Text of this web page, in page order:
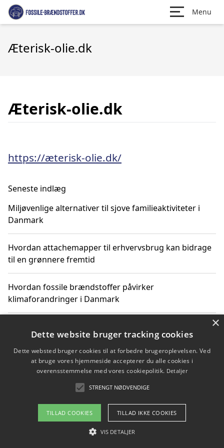
Menu
Æterisk-olie.dk
Æterisk-olie.dk
https://æterisk-olie.dk/
Seneste indlæg
Miljøvenlige alternativer til sjove familieaktiviteter i
Danmark
Hvordan attachemapper til erhvervsbrug kan bidrage
til en grønnere fremtid
Hvordan fossile brændstoffer påvirker
klimaforandringer i Danmark
klimaændringer
Hvordan citater om fossile brændstoffer kan ændre
Copyright 2026 - Pilanto Aps
Om / kontakt
×
Dette website bruger tracking cookies
Dette websted bruger cookies til at forbedre brugeroplevelsen. Ved
at bruge vores hjemmeside accepterer du alle cookies i
overensstemmelse med vores cookiepolitik. Detaljer
STRENGT NØDVENDIGE
TILLAD COOKIES TILLAD IKKE COOKIES
VIS DETALJER